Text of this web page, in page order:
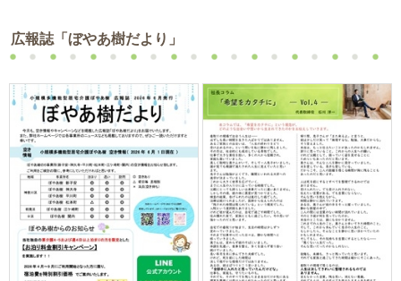
広報誌「ぼやあ樹だより」